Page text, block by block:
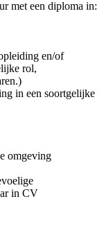
met een diploma in:
en/of
rol,
in een soortgelijke
omgeving
in CV